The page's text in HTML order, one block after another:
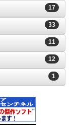
17
33
11
12
1